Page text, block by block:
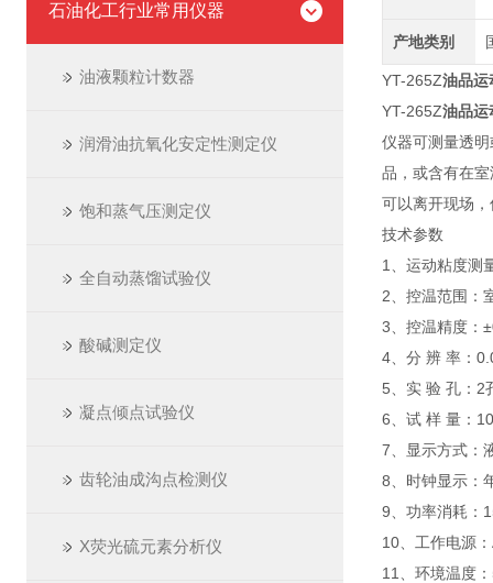
石油化工行业常用仪器
油液颗粒计数器
润滑油抗氧化安定性测定仪
饱和蒸气压测定仪
全自动蒸馏试验仪
酸碱测定仪
凝点倾点试验仪
齿轮油成沟点检测仪
X荧光硫元素分析仪
产地类别
YT-265Z油品运
YT-265Z油品运
仪器可测量透
品，或含有在
可以离开现场
技术参数
1、运动粘度测
2、控温
3、控温精度：
4、分
5、实 验 孔：2
6、试 样 量：
7、显示方式：
8、时钟显示
9、功
10、工作电源
11、环